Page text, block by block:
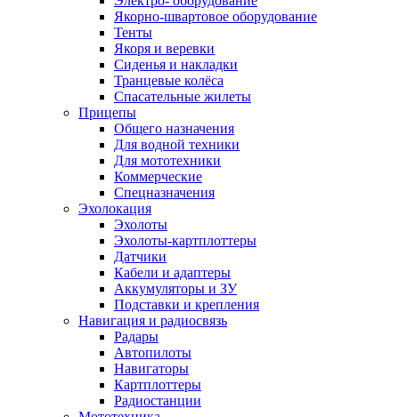
Якорно-швартовое оборудование
Тенты
Якоря и веревки
Сиденья и накладки
Транцевые колёса
Спасательные жилеты
Прицепы
Общего назначения
Для водной техники
Для мототехники
Коммерческие
Спецназначения
Эхолокация
Эхолоты
Эхолоты-картплоттеры
Датчики
Кабели и адаптеры
Аккумуляторы и ЗУ
Подставки и крепления
Навигация и радиосвязь
Радары
Автопилоты
Навигаторы
Картплоттеры
Радиостанции